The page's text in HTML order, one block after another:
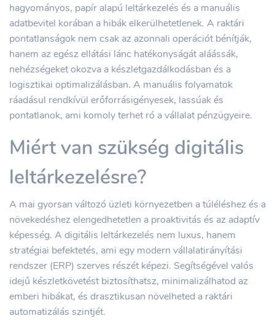
hagyományos, papír alapú leltárkezelés és a manuális
adatbevitel korában a hibák elkerülhetetlenek. A raktári
pontatlanságok nem csak az azonnali operációt bénítják,
hanem az egész ellátási lánc hatékonyságát aláássák,
nehézségeket okozva a készletgazdálkodásban és a
logisztikai optimalizálásban. A manuális folyamatok
ráadásul rendkívül erőforrásigényesek, lassúak és
pontatlanok, ami komoly terhet ró a vállalat pénzügyeire.
Miért van szükség digitális
leltárkezelésre?
A mai gyorsan változó üzleti környezetben a túléléshez és a
növekedéshez elengedhetetlen a proaktivitás és az adaptív
képesség. A digitális leltárkezelés nem luxus, hanem
stratégiai befektetés, ami egy modern vállalatirányítási
rendszer (ERP) szerves részét képezi. Segítségével valós
idejű készletkövetést biztosíthatsz, minimalizálhatod az
emberi hibákat, és drasztikusan növelheted a raktári
automatizálás szintjét.